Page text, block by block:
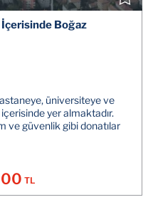
İçerisinde Boğaz
üniversiteye ve
yer almaktadır.
ve güvenlik gibi donatılar
TL